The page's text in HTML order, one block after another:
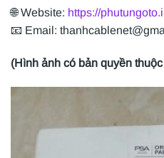
🌐 Website: https://
📧 Email:
(Hình ảnh có bản quyền